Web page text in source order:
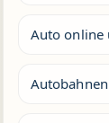
Auto online